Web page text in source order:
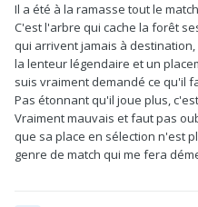
Il a été à la ramasse tout le
C'est l'arbre qui cache la forêt
qui arrivent jamais à
la lenteur légendaire et un
suis vraiment demandé ce qu'il
Pas étonnant qu'il joue plus,
Vraiment mauvais et faut pas
que sa place en sélection n'est
genre de match qui me fera